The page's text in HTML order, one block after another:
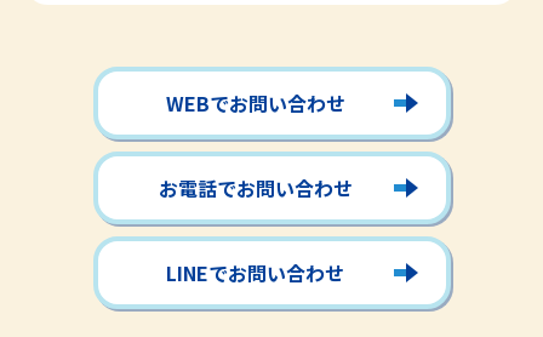
WEBでお問い合わせ
お電話でお問い合わせ
LINEでお問い合わせ